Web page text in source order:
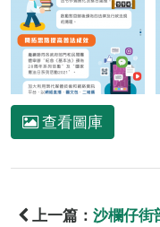
查看圖庫
上一篇： 沙欄仔街